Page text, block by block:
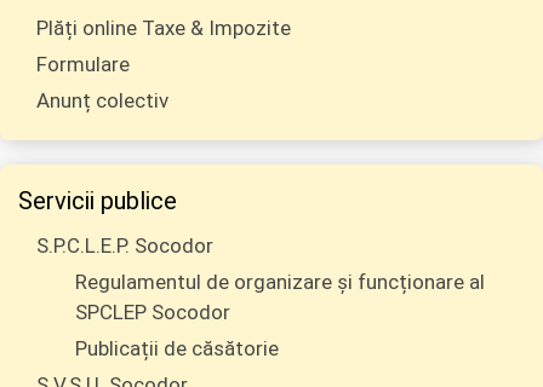
Plăți online Taxe & Impozite
Formulare
Anunț colectiv
Servicii publice
S.P.C.L.E.P. Socodor
Regulamentul de organizare și funcționare al
SPCLEP Socodor
Publicații de căsătorie